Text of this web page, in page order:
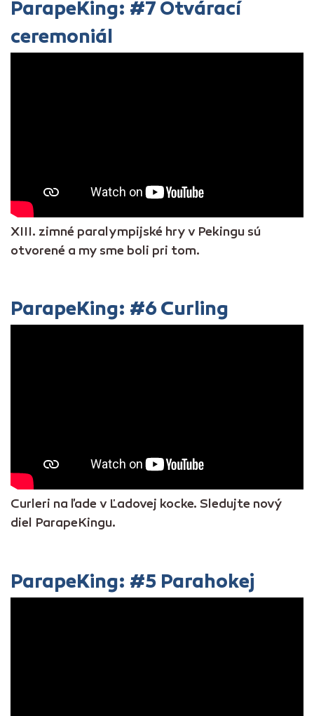
ParapeKing: #7 Otvárací
ceremoniál
XIII. zimné paralympijské hry v Pekingu sú
otvorené a my sme boli pri tom.
ParapeKing: #6 Curling
Curleri na ľade v Ľadovej kocke. Sledujte nový
diel ParapeKingu.
ParapeKing: #5 Parahokej